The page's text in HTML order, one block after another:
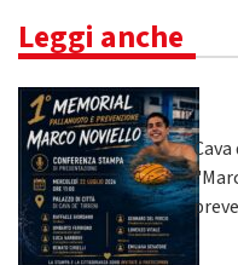
Leggi anche